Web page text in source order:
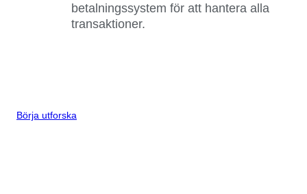
betalningssystem för att hantera alla
transaktioner.
Börja utforska